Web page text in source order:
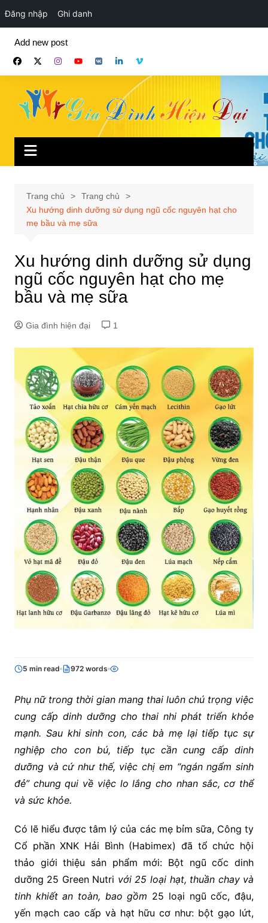
Đăng nhập Ghi danh
phần
Add new post
Trang chủ
Trang chủ
Xu hướng dinh dưỡng sử dụng ngũ cốc nguyên hạt cho
mẹ bầu và mẹ sữa
Xu hướng dinh dưỡng sử dụng
ngũ cốc nguyên hạt cho mẹ
bầu và mẹ sữa
Gia đình hiện đại 1
5 min read 972 words
Phụ nữ trong thời gian mang thai luôn chú trọng việc
cung cấp dinh dưỡng cho thai nhi phát triển khỏe
mạnh. Sau khi sinh con, các bà mẹ lại tiếp tục sự
nghiệp cho con bú, tiếp tục cần cung cấp dinh
dưỡng và cứ như thế, việc chị em “ngán ngẩm sinh
đẻ” chung qui về việc lo lắng cho nhan sắc, cơ thể
và sức khỏe.
Có lẽ hiểu được tâm lý của các mẹ bỉm sữa, Công ty
Cổ phần XNK Hải Bình (Habimex) đã tổ chức hội
thảo giới thiệu sản phẩm mới: Bột ngũ cốc dinh
dưỡng 25 Green Nutri với 25 loại hạt, thuần chay và
tinh khiết an toàn, bao gồm 25 loại ngũ cốc, đậu,
yến mạch cao cấp và hạt hữu cơ như: bột gạo lứt,